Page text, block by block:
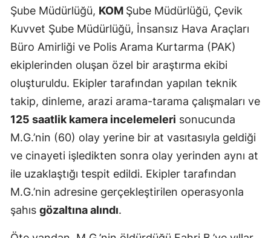
Manisa
Mardin
Muğla
Muş
Nevşehir
Niğde
Sakarya
Şube Müdürlüğü, KOM Şube Müdürlüğü, Çevik
Kuvvet Şube Müdürlüğü, İnsansız Hava Araçları
Büro Amirliği ve Polis Arama Kurtarma (PAK)
ekiplerinden oluşan özel bir araştırma ekibi
oluşturuldu. Ekipler tarafından yapılan teknik
takip, dinleme, arazi arama-tarama çalışmaları ve
125 saatlik kamera incelemeleri sonucunda
M.G.’nin (60) olay yerine bir at vasıtasıyla geldiği
ve cinayeti işledikten sonra olay yerinden aynı at
ile uzaklaştığı tespit edildi. Ekipler tarafından
M.G.’nin adresine gerçekleştirilen operasyonla
şahıs gözaltına alındı.